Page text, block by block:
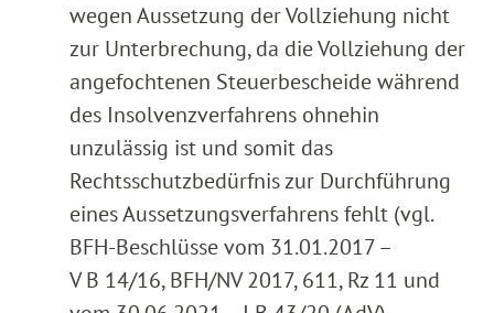
wegen Aussetzung der Vollziehung nicht
zur Unterbrechung, da die Vollziehung der
angefochtenen Steuerbescheide während
des Insolvenzverfahrens ohnehin
unzulässig ist und somit das
Rechtsschutzbedürfnis zur Durchführung
eines Aussetzungsverfahrens fehlt (vgl.
BFH-Beschlüsse vom 31.01.2017 –
V B 14/16, BFH/NV 2017, 611, Rz 11 und